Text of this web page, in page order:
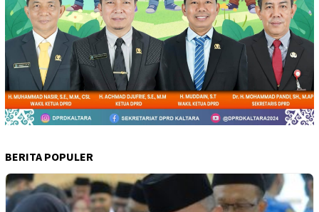
BERITA POPULER